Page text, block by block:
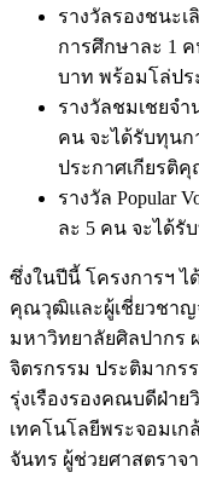
รางวัลรองชนะ
การศึกษาละ 1
บาท พร้อมโล่ป
รางวัลชมเชยจำ
คน จะได้รับทุนก
ประกาศเกียรติ
รางวัล Popular
ละ 5 คน จะได้รั
ซึ่งในปีนี้ โครงการฯ
คุณวุฒิและผู้เชี่ยวชา
มหาวิทยาลัยศิลปากร
จิตรกรรม ประติมากร
รุ่งเรืองรองคณบดีฝ่า
เทคโนโลยีพระจอมเ
จันทร ผู้ช่วยศาสตราจ